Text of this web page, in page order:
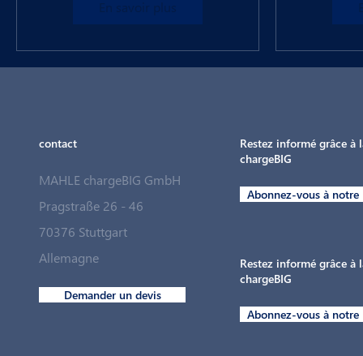
contact
MAHLE chargeBIG GmbH
Pragstraße 26 - 46
70376 Stuttgart
Allemagne
Demander un devis
Restez informé grâce à
chargeBIG
Abonnez-vous à notre
Restez informé grâce à
chargeBIG
Abonnez-vous à notre